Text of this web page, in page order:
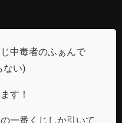
中毒者のふぁんで
ない)
す！
一番くじしか引いて